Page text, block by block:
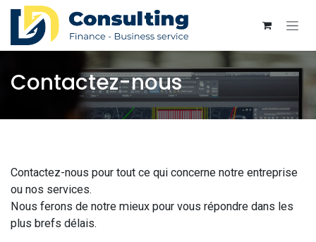
Se rendre au contenu
Contactez-nous
Contactez-nous pour tout ce qui concerne notre entreprise
ou nos services.
Nous ferons de notre mieux pour vous répondre dans les
plus brefs délais.